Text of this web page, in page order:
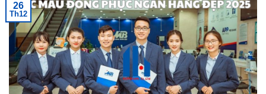
26
Th12